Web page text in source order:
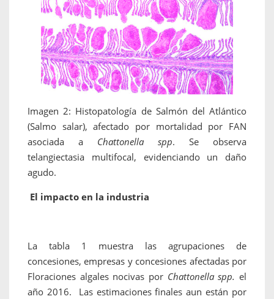
Imagen 2: Histopatología de Salmón del Atlántico
(Salmo salar), afectado por mortalidad por FAN
asociada a Chattonella spp. Se observa
telangiectasia multifocal, evidenciando un daño
agudo.
El impacto en la industria
La tabla 1 muestra las agrupaciones de
concesiones, empresas y concesiones afectadas por
Floraciones algales nocivas por Chattonella spp. el
año 2016. Las estimaciones finales aun están por